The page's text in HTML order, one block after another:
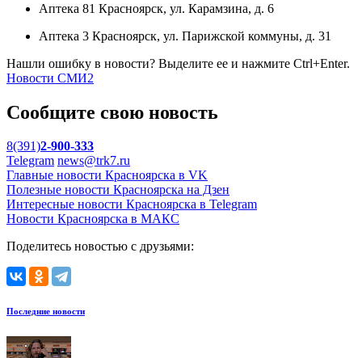
Аптека 81 Красноярск, ул. Карамзина, д. 6
Аптека 3 Красноярск, ул. Парижской коммуны, д. 31
Нашли ошибку в новости? Выделите ее и нажмите Ctrl+Enter.
Новости СМИ2
Сообщите свою новость
8(391)2-900-333
Telegram news@trk7.ru
Главные новости Красноярска в VK
Полезные новости Красноярска на Дзен
Интересные новости Красноярска в Telegram
Новости Красноярска в МАКС
Поделитесь новостью с друзьями:
Последние новости